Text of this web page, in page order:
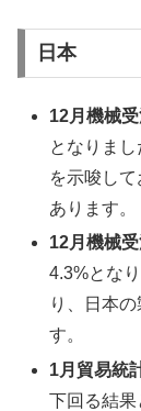
日本
12月機械受
となりま
を示唆し
あります。
12月機械受
4.3%とな
り、日本
す。
1月貿易統
下回る結果